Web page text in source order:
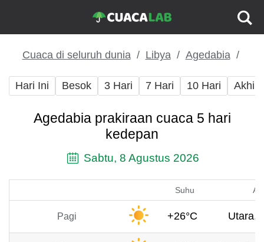
Cuaca di seluruh dunia Libya Agedabia
Hari Ini Besok 3 Hari 7 Hari 10 Hari Akhir
Agedabia prakiraan cuaca 5 hari
kedepan
Sabtu, 8 Agustus 2026
Suhu
Pagi +26°C Utara,